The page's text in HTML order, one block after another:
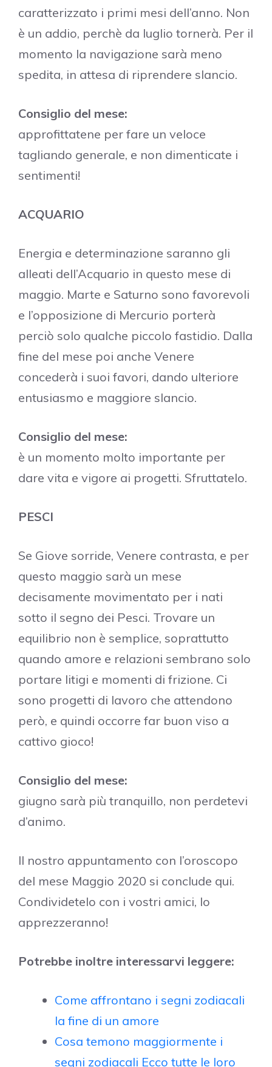
caratterizzato i primi mesi dell’anno. Non
è un addio, perchè da luglio tornerà. Per il
momento la navigazione sarà meno
spedita, in attesa di riprendere slancio.
Consiglio del mese:
approfittatene per fare un veloce
tagliando generale, e non dimenticate i
sentimenti!
ACQUARIO
Energia e determinazione saranno gli
alleati dell’Acquario in questo mese di
maggio. Marte e Saturno sono favorevoli
e l’opposizione di Mercurio porterà
perciò solo qualche piccolo fastidio. Dalla
fine del mese poi anche Venere
concederà i suoi favori, dando ulteriore
entusiasmo e maggiore slancio.
Consiglio del mese:
è un momento molto importante per
dare vita e vigore ai progetti. Sfruttatelo.
PESCI
Se Giove sorride, Venere contrasta, e per
questo maggio sarà un mese
decisamente movimentato per i nati
sotto il segno dei Pesci. Trovare un
equilibrio non è semplice, soprattutto
quando amore e relazioni sembrano solo
portare litigi e momenti di frizione. Ci
sono progetti di lavoro che attendono
però, e quindi occorre far buon viso a
cattivo gioco!
Consiglio del mese:
giugno sarà più tranquillo, non perdetevi
d’animo.
Il nostro appuntamento con l’oroscopo
del mese Maggio 2020 si conclude qui.
Condividetelo con i vostri amici, lo
apprezzeranno!
Potrebbe inoltre interessarvi leggere:
Come affrontano i segni zodiacali
la fine di un amore
Cosa temono maggiormente i
segni zodiacali Ecco tutte le loro